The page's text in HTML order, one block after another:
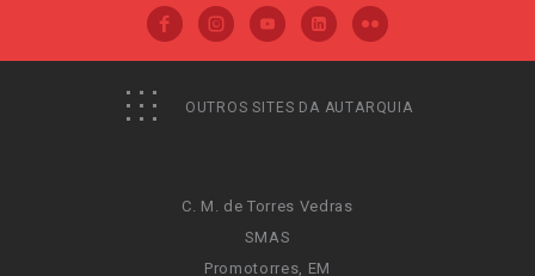
OUTROS SITES DA AUTARQUIA
C. M. de Torres Vedras
SMAS
Promotorres, EM